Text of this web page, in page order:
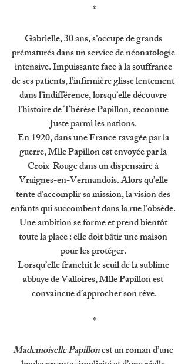
*
Gabrielle, 30 ans, s’occupe de grands
prématurés dans un service de néonatologie
intensive. Impuissante face à la souffrance
de ses patients, l’infirmière glisse lentement
dans l’indifférence, lorsqu’elle découvre
l’histoire de Thérèse Papillon, reconnue
Juste parmi les nations.
En 1920, dans une France ravagée par la
guerre, Mlle Papillon est envoyée par la
Croix-Rouge dans un dispensaire à
Vraignes-en-Vermandois. Alors qu’elle
tente d’accomplir sa mission, la vision des
enfants qui succombent dans la rue l’obsède.
Une ambition se forme et prend bientôt
toute la place : elle doit bâtir une maison
pour les protéger.
Lorsqu’elle franchit le seuil de la sublime
abbaye de Valloires, Mlle Papillon est
convaincue d’approcher son rêve.
*
Mademoiselle Papillon est un roman d’une